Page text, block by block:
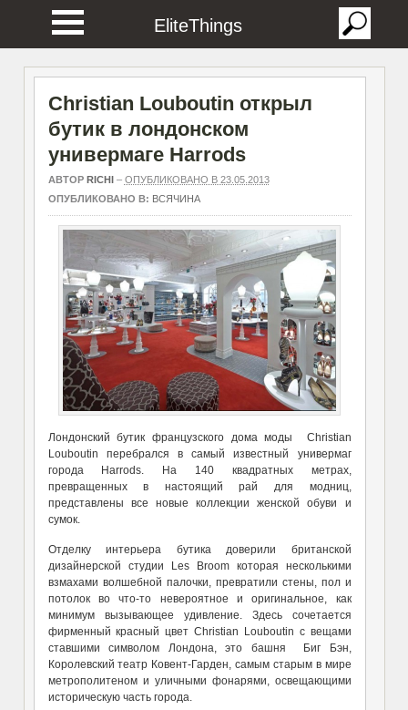
EliteThings
Christian Louboutin открыл
бутик в лондонском
универмаге Harrods
АВТОР RICHI– ОПУБЛИКОВАНО В 23.05.2013
ОПУБЛИКОВАНО В: ВСЯЧИНА
Лондонский бутик французского дома моды Christian
Louboutin перебрался в самый известный универмаг
города Harrods. На 140 квадратных метрах,
превращенных в настоящий рай для модниц,
представлены все новые коллекции женской обуви и
сумок.
Отделку интерьера бутика доверили британской
дизайнерской студии Les Broom которая несколькими
взмахами волшебной палочки, превратили стены, пол и
потолок во что-то невероятное и оригинальное, как
минимум вызывающее удивление. Здесь сочетается
фирменный красный цвет Christian Louboutin с вещами
ставшими символом Лондона, это башня Биг Бэн,
Королевский театр Ковент-Гарден, самым старым в мире
метрополитеном и уличными фонарями, освещающими
историческую часть города.